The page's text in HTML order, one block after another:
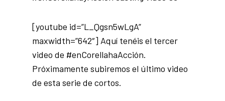
[youtube id=”L_Qgsn5wLgA”
maxwidth=”642″] Aquí tenéis el tercer
video de #enCorellahaAcción.
Próximamente subiremos el último video
de esta serie de cortos.